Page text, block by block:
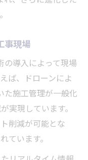
事現場
の導入によって現場
ば、ドローンによ
た施工管理が一般化
実現しています。
削減が可能とな
ています。